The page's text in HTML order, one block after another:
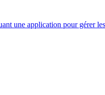
une application pour gérer